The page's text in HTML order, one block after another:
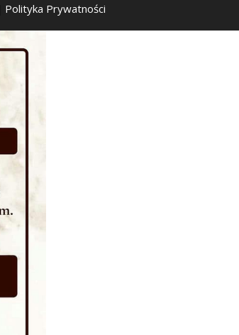
Polityka Prywatności